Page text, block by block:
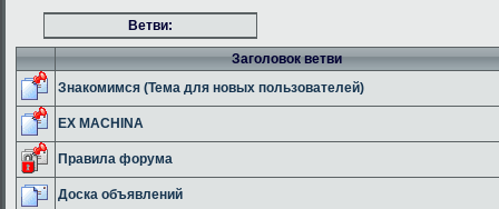
Ветви:
Заголовок ветви
Знакомимся (Тема для новых пользователей)
EX MACHINA
Правила форума
Доска объявлений